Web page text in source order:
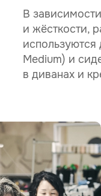
В
и жёсткости,
Medium) и
в диванах и